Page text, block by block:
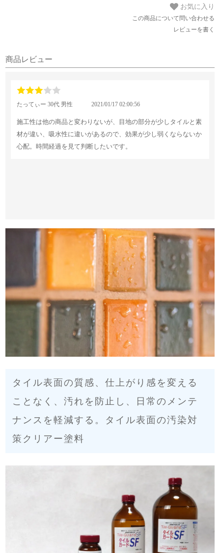
お気に入り
この商品について問い合わせる
レビューを書く
商品レビュー
たってぃー 30代 男性 2021/01/17 02:00:56
施工性は他の商品と変わりないが、目地の部分が少しタイルと素
材が違い、吸水性に違いがあるので、効果が少し弱くならないか
心配。時間経過を見て判断したいです。
タイル表面の質感、仕上がり感を変える
ことなく、汚れを防止し、日常のメンテ
ナンスを軽減する。タイル表面の汚染対
策クリアー塗料